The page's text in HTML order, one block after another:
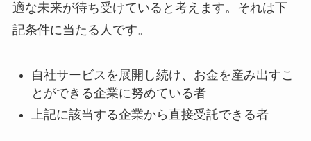
適な未来が待ち受けていると考えます。それは下
記条件に当たる人です。
自社サービスを展開し続け、お金を産み出すこ
とができる企業に努めている者
上記に該当する企業から直接受託できる者